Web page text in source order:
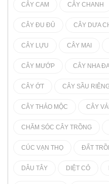
CÂY CAM CÂY CHANH
CÂY ĐU ĐỦ CÂY DƯA
CÂY LỰU CÂY MAI
CÂY MƯỚP CÂY NHA
CÂY ỚT CÂY SẦU
CÂY THẢO MỘC CÂY VẢI
CHĂM SÓC CÂY TRỒNG
CÚC VẠN THỌ ĐẤT
DÂU TÂY DIỆT CỎ